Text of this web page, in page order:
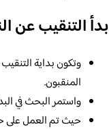
بدأ التنقيب عن
وتكون بداية
المنقبون.
واستمر البحث في
حيث تم العمل على